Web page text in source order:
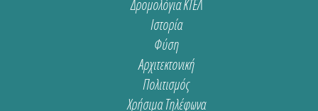
Δρομολόγια ΚΤΕΛ
Ιστορία
Φύση
Αρχιτεκτονική
Πολιτισμός
Χρήσιμα Τηλέφωνα